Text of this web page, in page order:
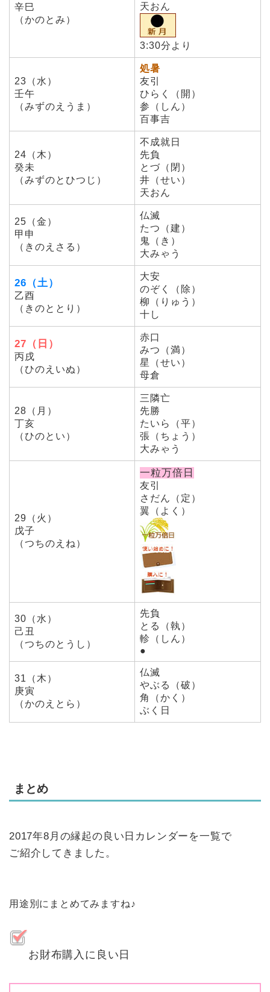
辛巳
（かのとみ）
天おん
3:30分より
23（水）
壬午
（みずのえうま）
処暑
友引
ひらく（開）
参（しん）
百事吉
24（木）
癸未
（みずのとひつじ）
不成就日
先負
とづ（閉）
井（せい）
天おん
25（金）
甲申
（きのえさる）
仏滅
たつ（建）
鬼（き）
大みゃう
26（土）
乙酉
（きのととり）
大安
のぞく（除）
柳（りゅう）
十し
27（日）
丙戌
（ひのえいぬ）
赤口
みつ（満）
星（せい）
母倉
28（月）
丁亥
（ひのとい）
三隣亡
先勝
たいら（平）
張（ちょう）
大みゃう
29（火）
戊子
（つちのえね）
一粒万倍日
友引
さだん（定）
翼（よく）
30（水）
己丑
（つちのとうし）
先負
とる（執）
軫（しん）
●
31（木）
庚寅
（かのえとら）
仏滅
やぶる（破）
角（かく）
ぶく日
まとめ
2017年8月の縁起の良い日カレンダーを一覧で
ご紹介してきました。
用途別にまとめてみますね♪
お財布購入に良い日